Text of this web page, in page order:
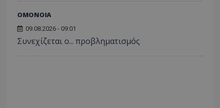
ΟΜΟΝΟΙΑ
09.08.2026 - 09:01
Συνεχίζεται ο... προβληματισμός